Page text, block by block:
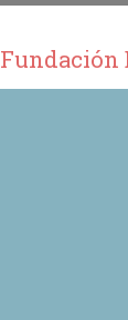
Fundación